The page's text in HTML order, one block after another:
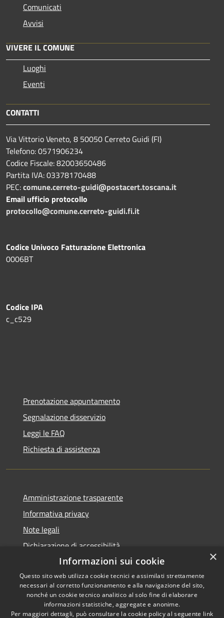
Comunicati
Avvisi
VIVERE IL COMUNE
Luoghi
Eventi
CONTATTI
Via Vittorio Veneto, 8 50050 Cerreto Guidi (FI)
Telefono: 0571906234
Codice Fiscale: 82003650486
Partita IVA: 03378170488
PEC:comune.cerreto-guidi@postacert.toscana.it
Email ufficio protocollo
protocollo@comune.cerreto-guidi.fi.it
Codice Univoco Fatturazione Elettronica
0006BT
Codice IPA
c_c529
Prenotazione appuntamento
Segnalazione disservizio
Leggi le FAQ
Richiesta di assistenza
Amministrazione trasparente
Informativa privacy
Note legali
Dichiarazione di accessibilità
Accessibilità
Copyright © 2026 • Comune di
Cerreto Guidi • Powered by
×
Informazioni sui cookie
Questo sito web utilizza cookie tecnici e assimilati strettamente
necessari al corretto funzionamento e alla navigazione del sito,
nonché un cookie tecnico analitico al solo fine di elaborare
informazioni statistiche, aggregate e anonime.
Per maggiori dettagli, può consultare la cookie policy al seguente link